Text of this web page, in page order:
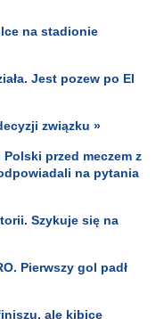
na stadionie
Jest pozew po El
związku »
przed meczem z
na pytania
Szykuje się na
Pierwszy gol padł
ale kibice